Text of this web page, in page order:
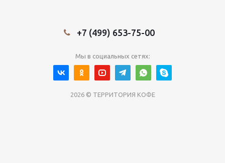
+7 (499) 653-75-00
Мы в социальных сетях:
2026 © ТЕРРИТОРИЯ КОФЕ